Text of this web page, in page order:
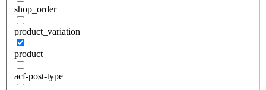
shop_order
product_variation
product
acf-post-type